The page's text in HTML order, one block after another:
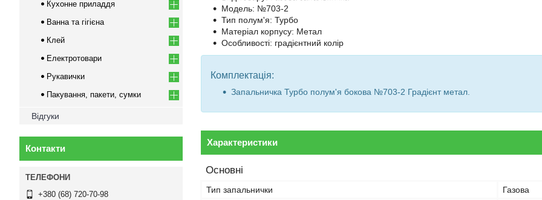
Модель: №703-2
Тип полум'я: Турбо
Матеріал корпусу: Метал
Особливості: градієнтний колір
Комплектація:
Запальничка Турбо полум'я бокова №703-2 Градієнт метал.
Характеристики
Основні
Тип запальнички
Газова
Кухонне приладдя
Ванна та гігієна
Клей
Електротовари
Рукавички
Пакування, пакети, сумки
Відгуки
Контакти
+380 (68) 720-70-98